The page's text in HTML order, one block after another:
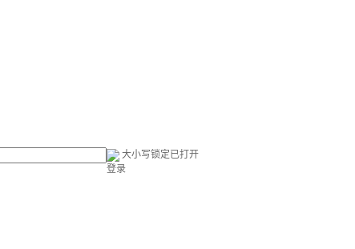
大小写锁定已打开
登录